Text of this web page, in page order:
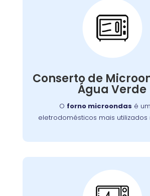
Conserto de
Água Verde
O forno microondas é
eletrodomésticos mais utilizados
Conserto de
Microondas:
Se o seu aparelho apresenta
equipe está preparada para
eficiência, garantindo sua